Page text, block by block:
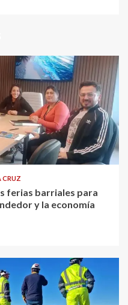
CRUZ
ferias barriales para
y la economía